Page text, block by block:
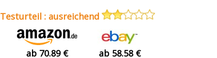
Testurteil : ausreichend
ab 70.89 € ab 58.58 €